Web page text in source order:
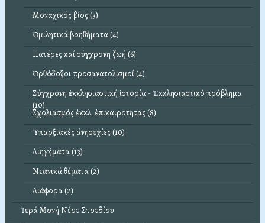
Μοναχικός βίος (3)
Ὁμιλητικά βοηθήματα (4)
Πατέρες καί σύγχρονη ζωή (6)
Ὀρθόδοξοι προσανατολισμοί (4)
Σύγχρονη ἐκκλησιαστική ἱστορία - Ἐκκλησιαστικό πρόβλημα
(10)
Σχολιασμός ἐκκλ. ἐπικαιρότητας (8)
Ὑπαρξιακές άνησυχίες (10)
Διηγήματα (13)
Νεανικά θέματα (2)
Διάφορα (2)
Ἱερά Μονή Νέου Στουδίου